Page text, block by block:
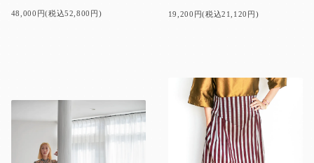
48,000円(税込52,800円) 19,200円(税込21,120円)